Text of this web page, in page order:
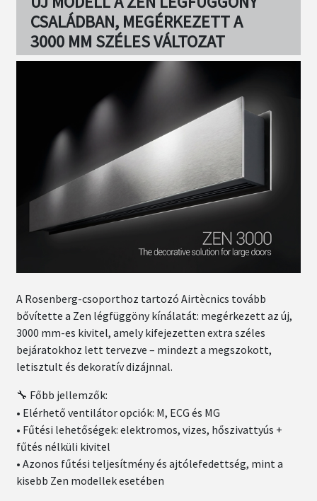
CSALÁDBAN, MEGÉRKEZETT A
3000 MM SZÉLES VÁLTOZAT
A Rosenberg-csoporthoz tartozó Airtècnics tovább
bővítette a Zen légfüggöny kínálatát: megérkezett az új,
3000 mm-es kivitel, amely kifejezetten extra széles
bejáratokhoz lett tervezve – mindezt a megszokott,
letisztult és dekoratív dizájnnal.
🔧 Főbb jellemzők:
• Elérhető ventilátor opciók: M, ECG és MG
• Fűtési lehetőségek: elektromos, vizes, hőszivattyús +
fűtés nélküli kivitel
• Azonos fűtési teljesítmény és ajtólefedettség, mint a
kisebb Zen modellek esetében